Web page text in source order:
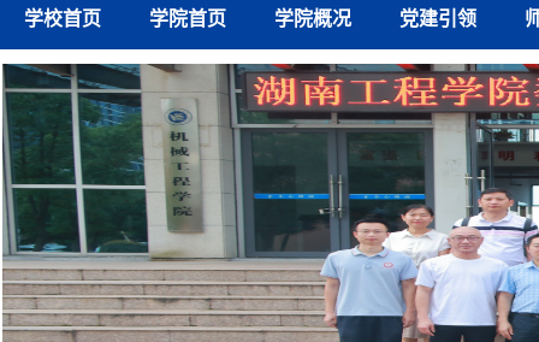
学校首页 学院首页 学院概况 党建引领